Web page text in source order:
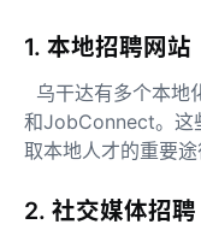
1. 本地招聘网站
乌干达有多个本地
和JobConnect。这
取本地人才的重要途
2. 社交媒体招聘